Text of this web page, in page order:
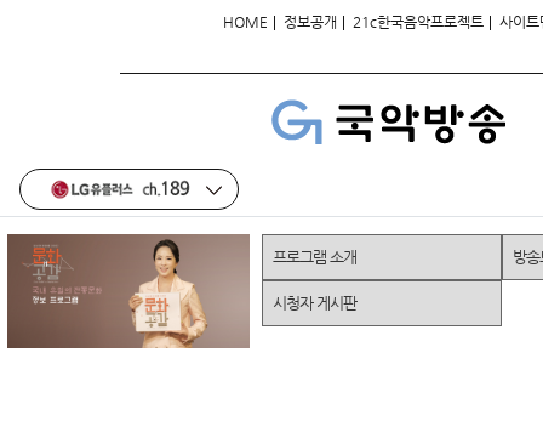
HOME | 정보공개 | 21c한국음악프로젝트 | 사이트
프로그램 소개 방
시청자 게시판